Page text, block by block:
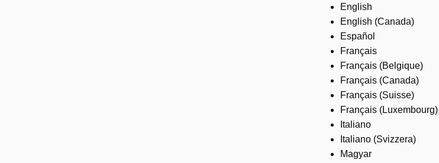
English
English (Canada)
Español
Français
Français (Belgique)
Français (Canada)
Français (Suisse)
Français (Luxembourg)
Italiano
Italiano (Svizzera)
Magyar